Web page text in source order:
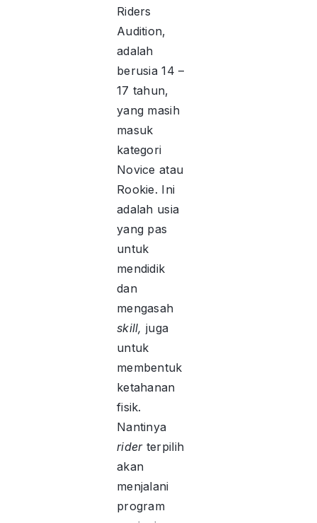
Riders
Audition,
adalah
berusia 14 –
17 tahun,
yang masih
masuk
kategori
Novice atau
Rookie. Ini
adalah usia
yang pas
untuk
mendidik
dan
mengasah
skill, juga
untuk
membentuk
ketahanan
fisik.
Nantinya
riderterpilih
akan
menjalani
program